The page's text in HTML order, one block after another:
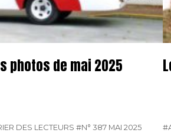
photos de mai 2025
DES LECTEURS #N° 387 MAI 2025